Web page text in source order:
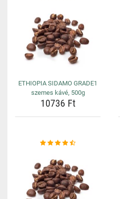
ETHIOPIA SIDAMO GRADE1
szemes kávé, 500g
10736 Ft